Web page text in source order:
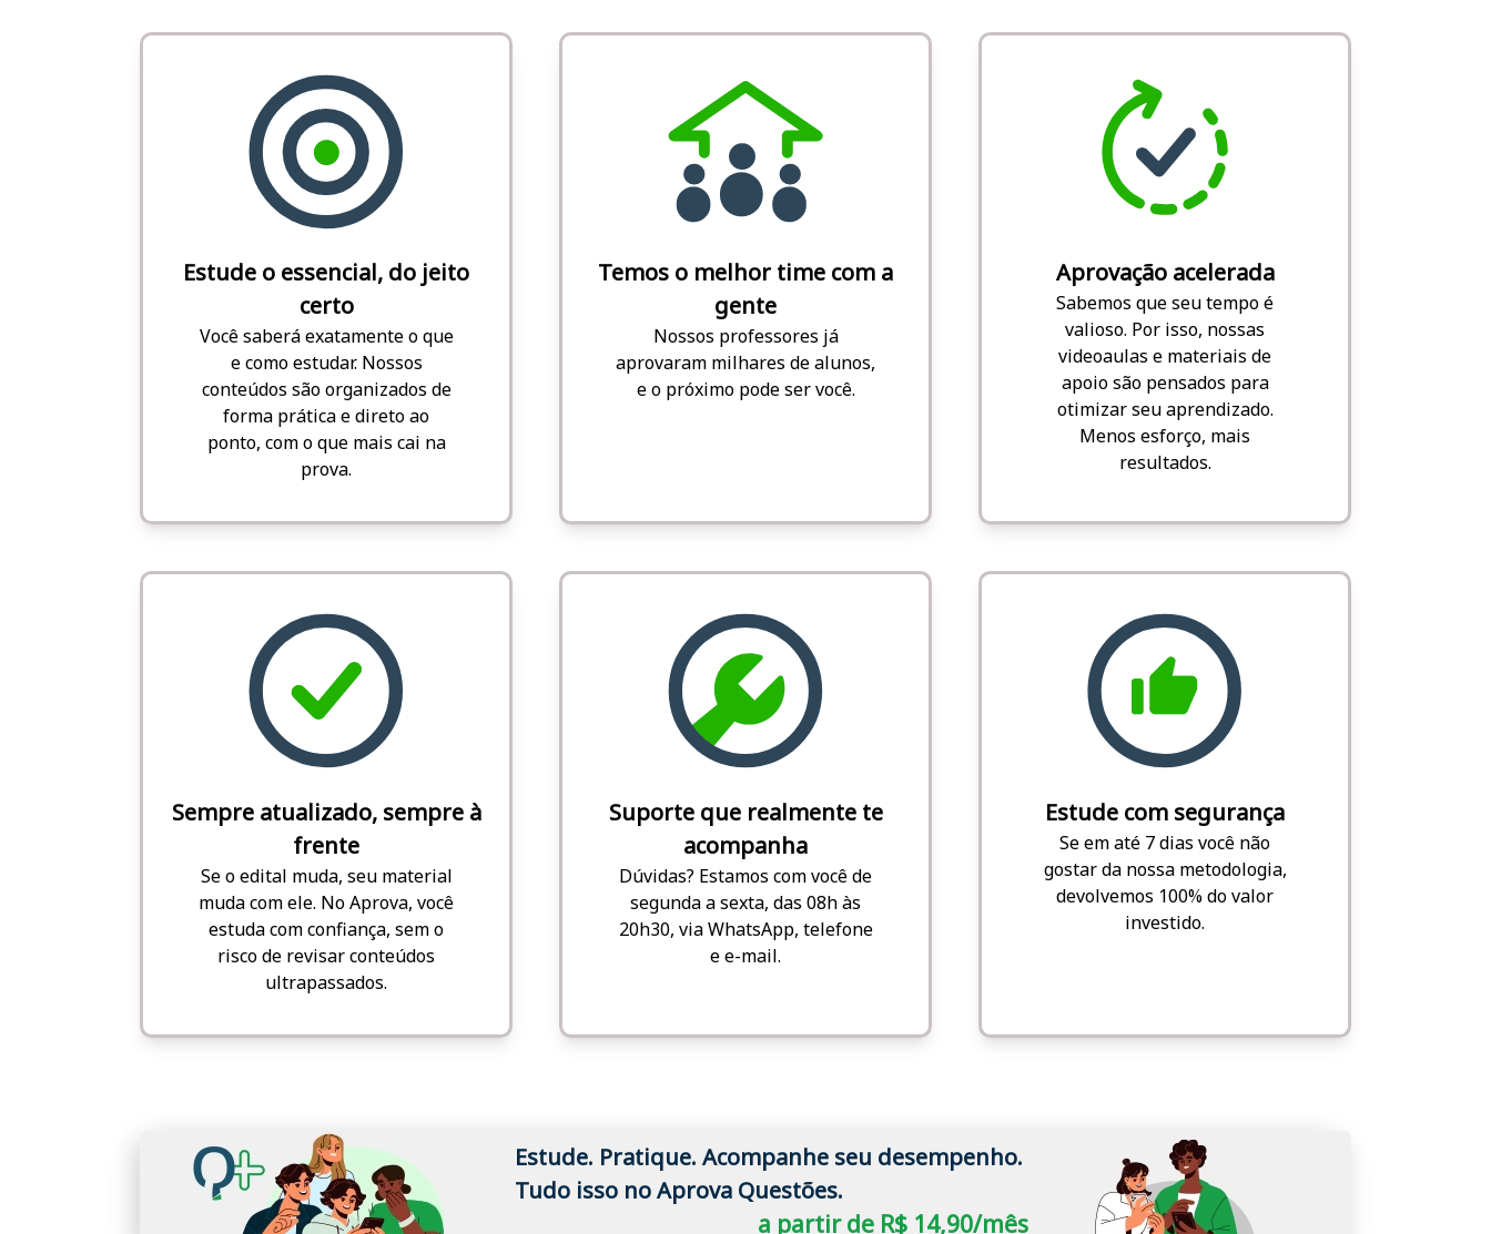
Estude o essencial, do jeito
certo
Você saberá exatamente o que
e como estudar. Nossos
conteúdos são organizados de
forma prática e direto ao
ponto, com o que mais cai na
prova.
Temos o melhor time com a
gente
Nossos professores já
aprovaram milhares de alunos,
e o próximo pode ser você.
Aprovação acelerada
Sabemos que seu tempo é
valioso. Por isso, nossas
videoaulas e materiais de
apoio são pensados para
otimizar seu aprendizado.
Menos esforço, mais
resultados.
Sempre atualizado, sempre à
frente
Se o edital muda, seu material
muda com ele. No Aprova, você
estuda com confiança, sem o
risco de revisar conteúdos
ultrapassados.
Suporte que realmente te
acompanha
Dúvidas? Estamos com você de
segunda a sexta, das 08h às
20h30, via WhatsApp, telefone
e e-mail.
Estude com segurança
Se em até 7 dias você não
gostar da nossa metodologia,
devolvemos 100% do valor
investido.
Estude. Pratique. Acompanhe seu desempenho.
Tudo isso no Aprova Questões.
a partir de R$ 14,90/mês